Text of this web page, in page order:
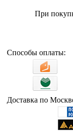
При
Способы оплаты:
Доставка по